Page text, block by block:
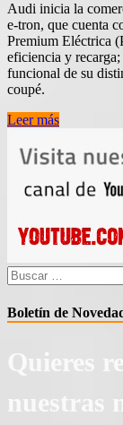
Audi inicia la
e-tron, que cuenta
Premium Eléctrica
eficiencia y
funcional de su
coupé.
Llega
España
Audi
tron
Leer más
Buscar:
Boletín de
Quieres
nuestras